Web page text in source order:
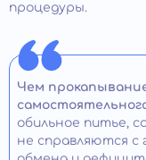
процедуры.
Чем
обильное питье,
не справляются с